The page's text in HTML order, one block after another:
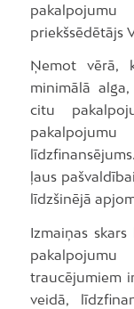
pakalpojumu
priekšsēdētājs
Ņemot vērā,
minimālā
citu
ļaus
līdzšinējā
Izmaiņas
traucējumiem
veidā,